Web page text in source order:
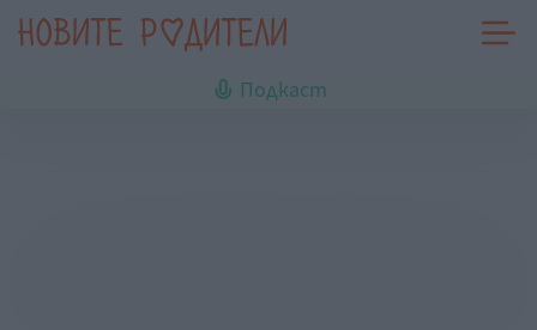
Подкаст